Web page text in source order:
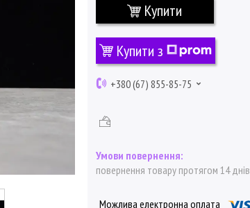
Купити
Купити з
+380 (67) 855-85-75
повернення товару протягом 14 днів